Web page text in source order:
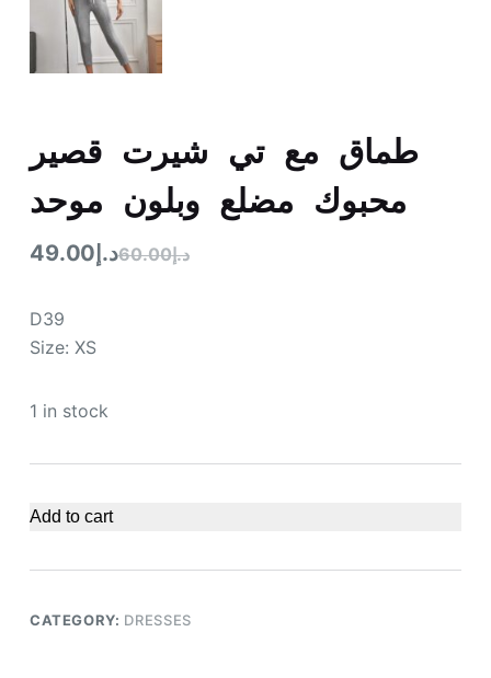
طماق مع تي شيرت قصير
محبوك مضلع وبلون موحد
د.إ60.00د.إ 49.00
D39
Size: XS
1 in stock
Add to cart
CATEGORY: DRESSES